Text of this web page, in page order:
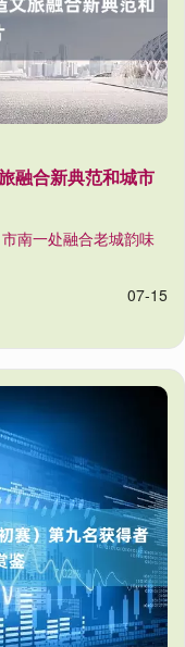
融合新典范和城市
南一处融合老城韵味
07-15